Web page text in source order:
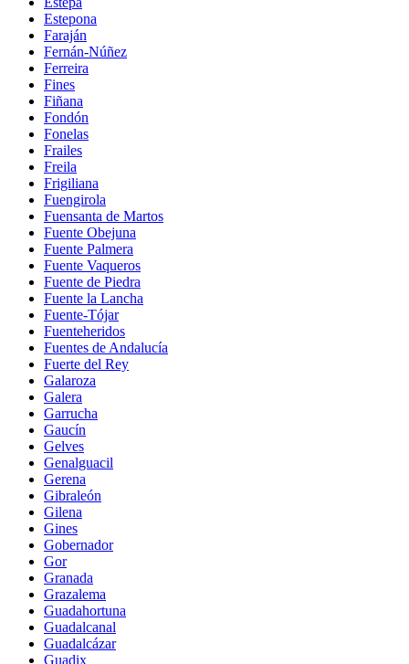
Estepona
Faraján
Fernán-Núñez
Ferreira
Fines
Fiñana
Fondón
Fonelas
Frailes
Freila
Frigiliana
Fuengirola
Fuensanta de Martos
Fuente Obejuna
Fuente Palmera
Fuente Vaqueros
Fuente de Piedra
Fuente la Lancha
Fuente-Tójar
Fuenteheridos
Fuentes de Andalucía
Fuerte del Rey
Galaroza
Galera
Garrucha
Gaucín
Gelves
Genalguacil
Gerena
Gibraleón
Gilena
Gines
Gobernador
Gor
Granada
Grazalema
Guadahortuna
Guadalcanal
Guadalcázar
Guadix